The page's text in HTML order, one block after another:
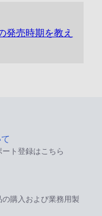
発売時期を教え
ト登録はこちら
購入および業務用製